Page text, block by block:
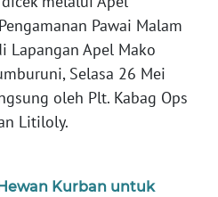
Pawai Malam
Lapangan Apel Mako
Selasa 26 Mei
oleh Plt. Kabag Ops
Litiloly.
Hewan Kurban untuk